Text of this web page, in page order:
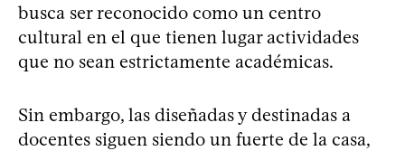
busca ser reconocido como un centro
cultural en el que tienen lugar actividades
que no sean estrictamente académicas.
Sin embargo, las diseñadas y destinadas a
docentes siguen siendo un fuerte de la casa,